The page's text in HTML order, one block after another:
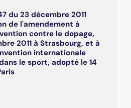
du 23 décembre 2011
de l'amendement à
contre le dopage,
2011 à Strasbourg, et à
internationale
le sport, adopté le 14